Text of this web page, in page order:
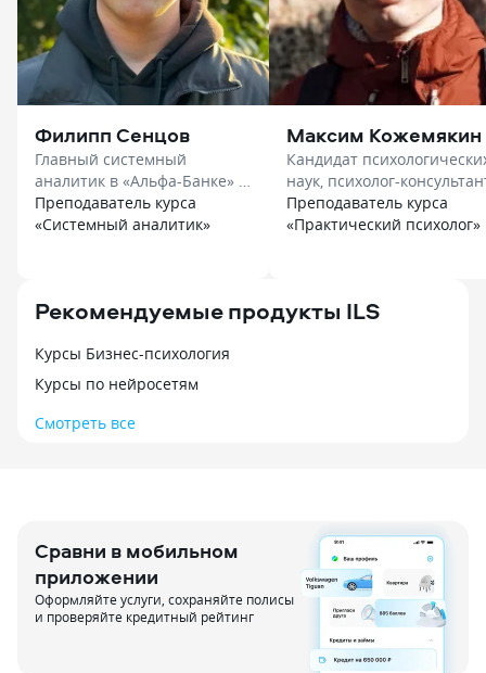
Филипп Сенцов
Главный системный
аналитик в «Альфа-Банке» в
«Нетология»
Преподаватель курса
«Системный аналитик»
Максим Кожемякин
Кандидат
наук, психолог-
доцент в «Smart»
Преподаватель курса
«Практический психолог»
Рекомендуемые продукты ILS
Курсы Бизнес-психология
Курсы по нейросетям
Смотреть все
Сравни в мобильном
приложении
Оформляйте услуги, сохраняйте полисы
и проверяйте кредитный рейтинг